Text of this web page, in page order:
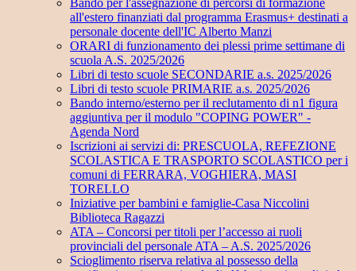
Bando per l'assegnazione di percorsi di formazione
all'estero finanziati dal programma Erasmus+ destinati a
personale docente dell'IC Alberto Manzi
ORARI di funzionamento dei plessi prime settimane di
scuola A.S. 2025/2026
Libri di testo scuole SECONDARIE a.s. 2025/2026
Libri di testo scuole PRIMARIE a.s. 2025/2026
Bando interno/esterno per il reclutamento di n1 figura
aggiuntiva per il modulo "COPING POWER" -
Agenda Nord
Iscrizioni ai servizi di: PRESCUOLA, REFEZIONE
SCOLASTICA E TRASPORTO SCOLASTICO per i
comuni di FERRARA, VOGHIERA, MASI
TORELLO
Iniziative per bambini e famiglie-Casa Niccolini
Biblioteca Ragazzi
ATA – Concorsi per titoli per l’accesso ai ruoli
provinciali del personale ATA – A.S. 2025/2026
Scioglimento riserva relativa al possesso della